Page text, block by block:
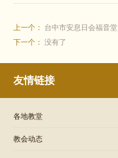
上一个： 台中市安息日会福音堂
下一个：没有了
友情链接
各地教堂
教会动态